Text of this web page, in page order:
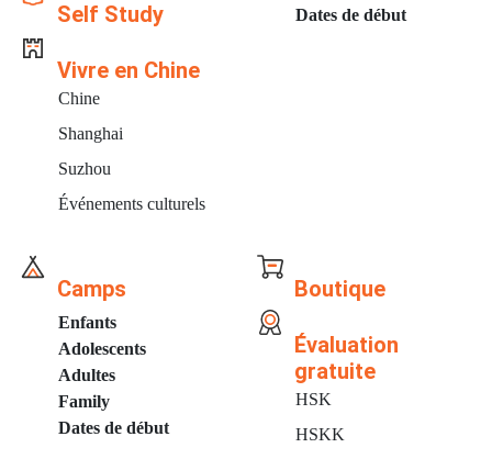
Self Study
Vivre en Chine
Chine
Shanghai
Suzhou
Événements culturels
Dates de début
Camps
Enfants
Adolescents
Adultes
Family
Dates de début
Boutique
Évaluation
gratuite
HSK
HSKK